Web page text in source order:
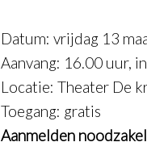
Datum: vrijdag 13
Aanvang: 16.00 uur,
Locatie: Theater De
Toegang: gratis
Aanmelden